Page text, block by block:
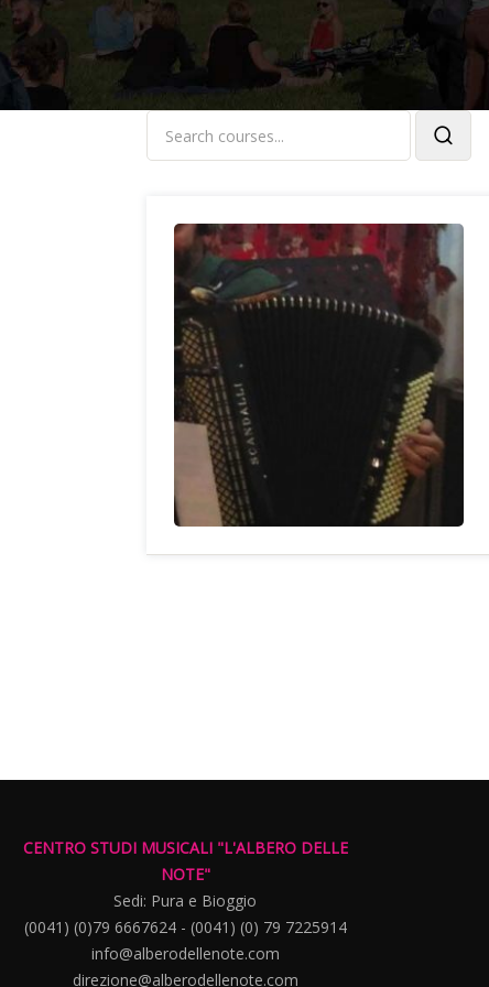
CENTRO STUDI MUSICALI "L'ALBERO DELLE
NOTE"
Sedi: Pura e Bioggio
(0041) (0)79 6667624 - (0041) (0) 79 7225914
info@alberodellenote.com
direzione@alberodellenote.com